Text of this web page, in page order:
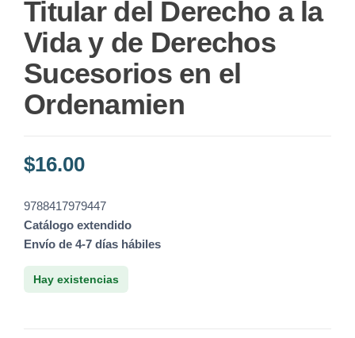
Titular del Derecho a la
Vida y de Derechos
Sucesorios en el
Ordenamien
$16.00
9788417979447
Catálogo extendido
Envío de 4-7 días hábiles
Hay existencias